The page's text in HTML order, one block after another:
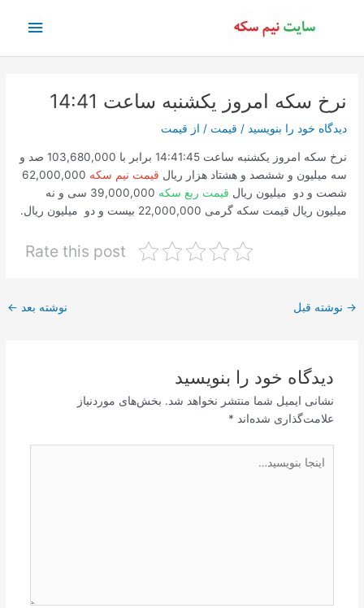
اصلی
نرخ سکه امروز یکشنبه ساعت 14:41
دیدگاه‌ خود را بنویسید / قیمت / از قیمت
نرخ سکه امروز یکشنبه ساعت 14:41:45 برابر با 103,680,000 صد و
سه میلیون و ششصد و هشتاد هزار ریال قیمت نیم سکه 62,000,000
شصت و دو میلیون ریال قیمت ربع سکه
39,000,000 سی و نه
میلیون ریال قیمت سکه گرمی 22,000,000 بیست و دو میلیون ریال.
Rate this post
پیمایش
→ نوشته قبل نوشته بعد ←
دیدگاه‌ خود را بنویسید
نشانی ایمیل شما منتشر نخواهد شد. بخش‌های موردنیاز
علامت‌گذاری شده‌اند *
بنویسید…